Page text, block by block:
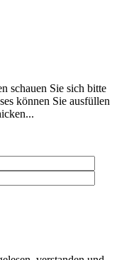
schauen Sie sich bitte
können Sie ausfüllen